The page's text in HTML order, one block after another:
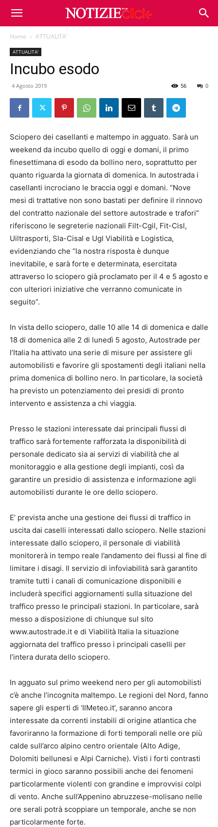
Home ATTUALITA'
ATTUALITA'
Incubo esodo
4 Agosto 2019 0
56
Sciopero dei casellanti e maltempo in agguato. Sarà un
weekend da incubo quello di oggi e domani, il primo
finesettimana di esodo da bollino nero, soprattutto per
quanto riguarda la giornata di domenica. In autostrada i
casellanti incrociano le braccia oggi e domani. “Nove
mesi di trattative non sono bastati per definire il rinnovo
del contratto nazionale del settore autostrade e trafori”
riferiscono le segreterie nazionali Filt-Cgil, Fit-Cisl,
Uiltrasporti, Sla-Cisal e Ugl Viabilità e Logistica,
evidenziando che “la nostra risposta è dunque
inevitabile, e sarà forte e determinata, esercitata
attraverso lo sciopero già proclamato per il 4 e 5 agosto e
con ulteriori iniziative che verranno comunicate in
seguito”.
In vista dello sciopero, dalle 10 alle 14 di domenica e dalle
18 di domenica alle 2 di lunedì 5 agosto, Autostrade per
l’Italia ha attivato una serie di misure per assistere gli
automobilisti e favorire gli spostamenti degli italiani nella
prima domenica di bollino nero. In particolare, la società
ha previsto un potenziamento dei presidi di pronto
intervento e assistenza a chi viaggia.
Presso le stazioni interessate dai principali flussi di
traffico sarà fortemente rafforzata la disponibilità di
personale dedicato sia ai servizi di viabilità che al
monitoraggio e alla gestione degli impianti, così da
garantire un presidio di assistenza e informazione agli
automobilisti durante le ore dello sciopero.
E’ prevista anche una gestione dei flussi di traffico in
uscita dai caselli interessati dallo sciopero. Nelle stazioni
interessate dallo sciopero, il personale di viabilità
monitorerà in tempo reale l’andamento dei flussi al fine di
limitare i disagi. Il servizio di infoviabilità sarà garantito
tramite tutti i canali di comunicazione disponibili e
includerà specifici aggiornamenti sulla situazione del
traffico presso le principali stazioni. In particolare, sarà
messo a disposizione di chiunque sul sito
www.autostrade.it e di Viabilità Italia la situazione
aggiornata del traffico presso i principali caselli per
l’intera durata dello sciopero.
In agguato sul primo weekend nero per gli automobilisti
c’è anche l’incognita maltempo. Le regioni del Nord, fanno
sapere gli esperti di ‘IlMeteo.it’, saranno ancora
interessate da correnti instabili di origine atlantica che
favoriranno la formazione di forti temporali nelle ore più
calde sull’arco alpino centro orientale (Alto Adige,
Dolomiti bellunesi e Alpi Carniche). Visti i forti contrasti
termici in gioco saranno possibili anche dei fenomeni
particolarmente violenti con grandine e improvvisi colpi
di vento. Anche sull’Appenino abruzzese-molisano nelle
ore serali potrà scoppiare un temporale, anche se non
particolarmente forte.